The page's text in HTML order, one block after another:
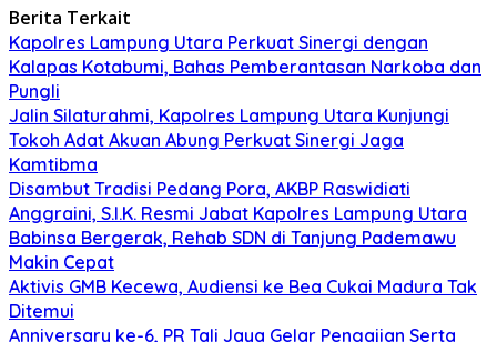
Berita Terkait
Kapolres Lampung Utara Perkuat Sinergi dengan
Kalapas Kotabumi, Bahas Pemberantasan Narkoba dan
Pungli
Jalin Silaturahmi, Kapolres Lampung Utara Kunjungi
Tokoh Adat Akuan Abung Perkuat Sinergi Jaga
Kamtibma
Disambut Tradisi Pedang Pora, AKBP Raswidiati
Anggraini, S.I.K. Resmi Jabat Kapolres Lampung Utara
Babinsa Bergerak, Rehab SDN di Tanjung Pademawu
Makin Cepat
Aktivis GMB Kecewa, Audiensi ke Bea Cukai Madura Tak
Ditemui
Anniversary ke-6, PR Tali Jaya Gelar Pengajian Serta